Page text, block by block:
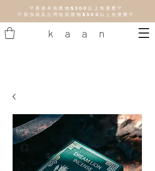
💛香港本地購物 $300 以上免運費💛
💛新加坡及台灣地區購物$500 以上免運費💛
k a a n